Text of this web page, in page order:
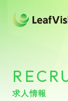
求人情報